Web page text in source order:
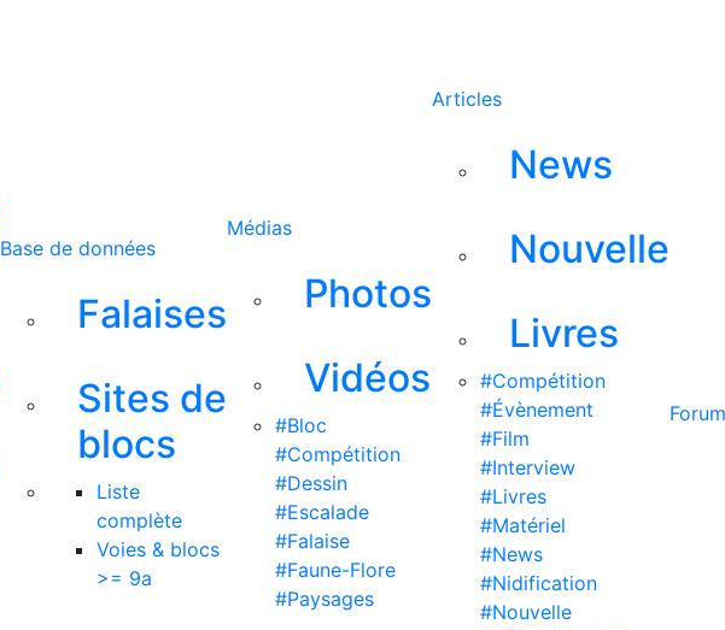
Base de données
Falaises
Sites de
blocs
Liste
complète
Voies & blocs
>= 9a
Médias
Photos
Vidéos
#Bloc
#Compétition
#Dessin
#Escalade
#Falaise
#Faune-Flore
#Paysages
Articles
News
Nouvelle
Livres
#Compétition
#Évènement
#Film
#Interview
#Livres
#Matériel
#News
#Nidification
#Nouvelle
Forum